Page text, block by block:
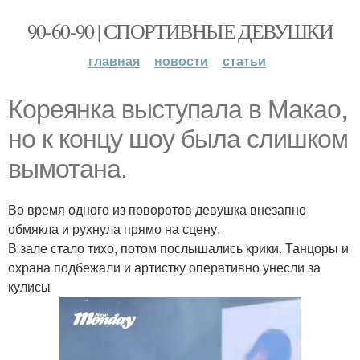
90-60-90 | СПОРТИВНЫЕ ДЕВУШКИ
главная новости статьи
Кореянка выступала в Макао,
но к концу шоу была слишком
вымотана.
Во время одного из поворотов девушка внезапно
обмякла и рухнула прямо на сцену.
В зале стало тихо, потом послышались крики. Танцоры и
охрана подбежали и артистку оперативно унесли за
кулисы